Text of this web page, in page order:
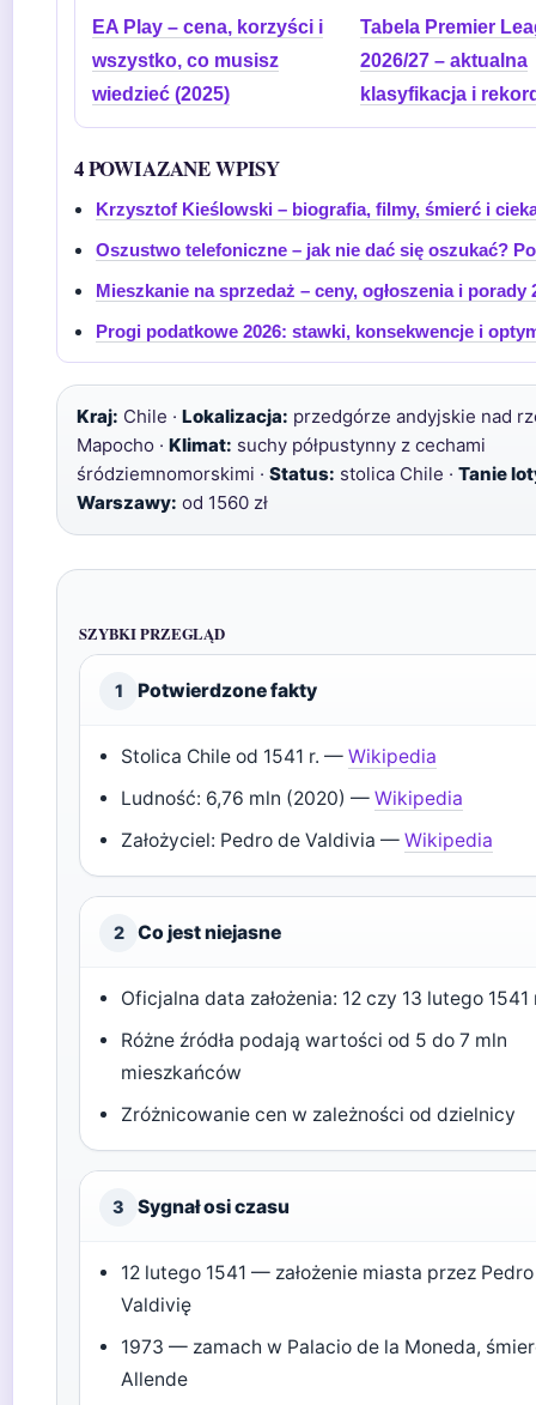
EA Play – cena, korzyści i
wszystko, co musisz
wiedzieć (2025)
Tabela Premier
2026/27 – aktualna
klasyfikacja i
4 POWIAZANE WPISY
Krzysztof Kieślowski – biografia, filmy, śmierć i
Oszustwo telefoniczne – jak nie dać się oszukać?
Mieszkanie na sprzedaż – ceny, ogłoszenia i porady
Progi podatkowe 2026: stawki, konsekwencje i
Kraj: Chile · Lokalizacja: przedgórze andyjskie nad
Mapocho · Klimat: suchy półpustynny z cechami
śródziemnomorskimi · Status: stolica Chile · Tanie
Warszawy: od 1560 zł
SZYBKI PRZEGLĄD
1 Potwierdzone fakty
Stolica Chile od 1541 r. —Wikipedia
Ludność: 6,76 mln (2020) —Wikipedia
Założyciel: Pedro de Valdivia —Wikipedia
2 Co jest niejasne
Oficjalna data założenia: 12 czy 13 lutego 1541
Różne źródła podają wartości od 5 do 7 mln
mieszkańców
Zróżnicowanie cen w zależności od dzielnicy
3 Sygnał osi czasu
12 lutego 1541 — założenie miasta przez
Valdivię
1973 — zamach w Palacio de la Moneda,
Allende